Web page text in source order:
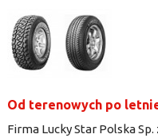
Od terenowych po
Firma Lucky Star Polska